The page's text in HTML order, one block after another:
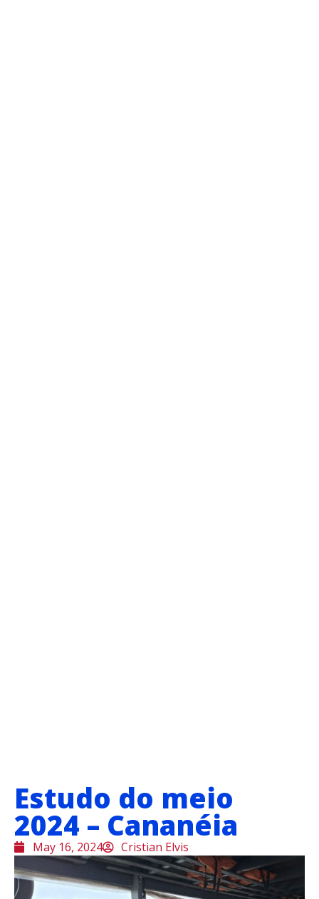
Estudo do meio
2024 – Cananéia
May 16, 2024 Cristian Elvis